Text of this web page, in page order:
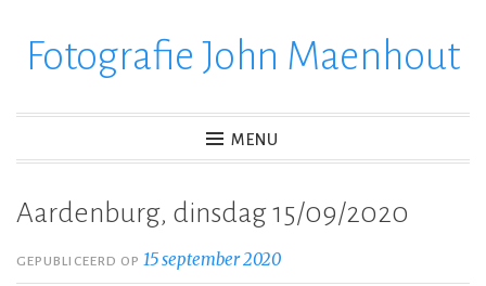
verderFotografie John Maenhout
MENU
Aardenburg, dinsdag 15/09/2020
GEPUBLICEERD OP15 september 2020